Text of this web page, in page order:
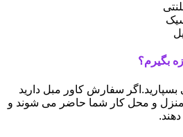
بگیرم؟
بسپارید.اگر سفارش کاور مبل دارید
منزل و محل کار شما حاضر می شوند و